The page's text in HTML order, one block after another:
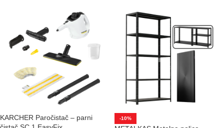
KARCHER Paročistač – parni
-10%